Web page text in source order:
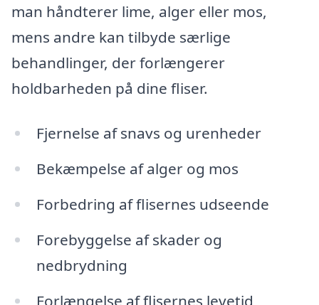
man håndterer lime, alger eller mos,
mens andre kan tilbyde særlige
behandlinger, der forlængerer
holdbarheden på dine fliser.
Fjernelse af snavs og urenheder
Bekæmpelse af alger og mos
Forbedring af flisernes udseende
Forebyggelse af skader og
nedbrydning
Forlængelse af flisernes levetid